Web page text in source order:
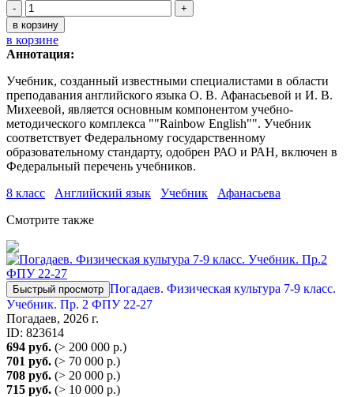
-
+
в корзину
в корзине
Аннотация:
Учебник, созданный известными специалистами в области
преподавания английского языка О. В. Афанасьевой и И. В.
Михеевой, является основным компонентом учебно-
методического комплекса ""Rainbow English"". Учебник
соответствует Федеральному государственному
образовательному стандарту, одобрен РАО и РАН, включен в
Федеральный перечень учебников.
8 класс
Английский язык Учебник
Афанасьева
Смотрите также
Быстрый просмотр Погадаев. Физическая культура 7-9 класс.
Учебник. Пр. 2 ФПУ 22-27
Погадаев, 2026 г.
ID: 823614
694 руб. (> 200 000 р.)
701 руб. (> 70 000 р.)
708 руб. (> 20 000 р.)
715 руб. (> 10 000 р.)